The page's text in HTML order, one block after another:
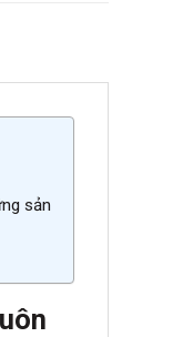
sản